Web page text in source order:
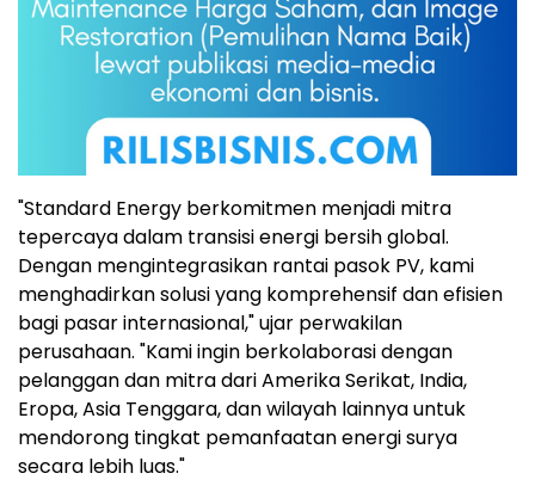
"Standard Energy berkomitmen menjadi mitra
tepercaya dalam transisi energi bersih global.
Dengan mengintegrasikan rantai pasok PV, kami
menghadirkan solusi yang komprehensif dan efisien
bagi pasar internasional," ujar perwakilan
perusahaan. "Kami ingin berkolaborasi dengan
pelanggan dan mitra dari Amerika Serikat, India,
Eropa, Asia Tenggara, dan wilayah lainnya untuk
mendorong tingkat pemanfaatan energi surya
secara lebih luas."